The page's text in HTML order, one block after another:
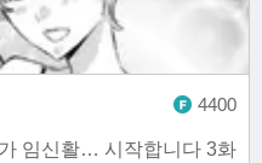
임신활… 시작합니다 3화
4400